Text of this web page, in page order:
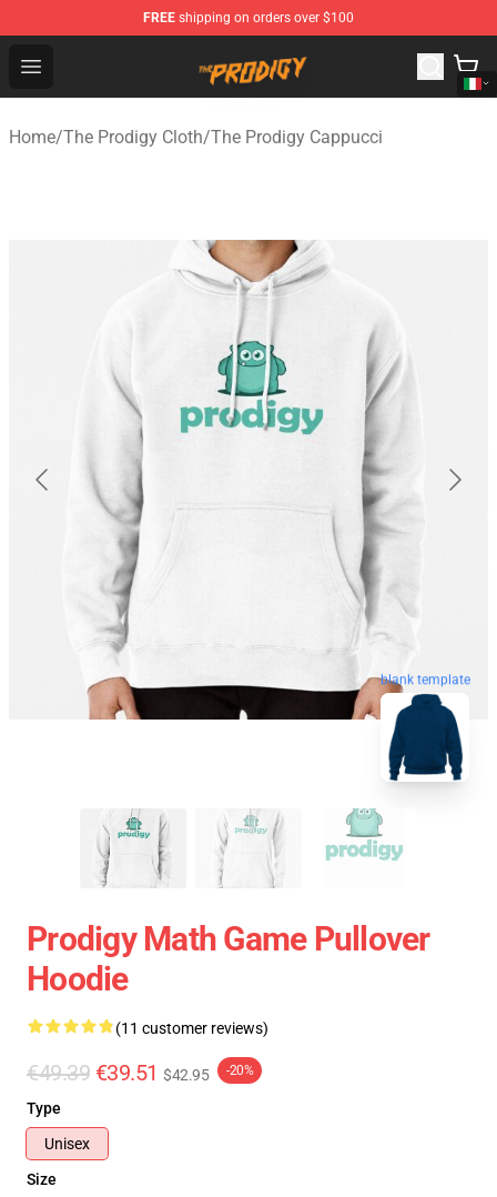
FREE shipping on orders over $100
Open menu
The Prodigy Store - Official The Prodigy Merchandise
Home/The Prodigy Cloth/The Prodigy Cappucci
blank template
Prodigy Math Game Pullover
Hoodie
(11 customer reviews)
€49.39 €39.51 $42.95 -20%
Type
Unisex
Size